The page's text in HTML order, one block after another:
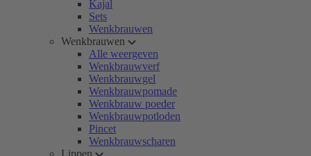
Kajal
Sets
Wenkbrauwen
Wenkbrauwen
Alle weergeven
Wenkbrauwverf
Wenkbrauwgel
Wenkbrauwpomade
Wenkbrauw poeder
Wenkbrauwpotloden
Pincet
Wenkbrauwscharen
Lippen